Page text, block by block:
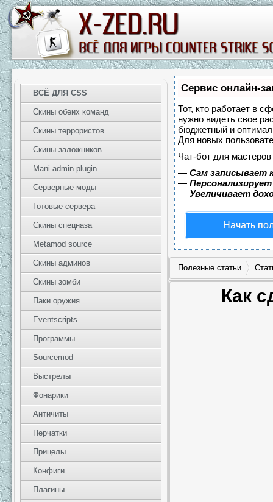
Сервис онлайн-
Тот, кто работает в
нужно видеть свое
бюджетный и
Для новых
Чат-бот для
— Сам записывает
—
— Увеличивает
Начать
Полезные статьи
Как
ВСЁ ДЛЯ CSS
Скины обеих команд
Скины террористов
Скины заложников
Mani admin plugin
Серверные моды
Готовые сервера
Скины спецназа
Metamod source
Скины админов
Скины зомби
Паки оружия
Eventscripts
Программы
Sourcemod
Выстрелы
Фонарики
Античиты
Перчатки
Прицелы
Конфиги
Плагины